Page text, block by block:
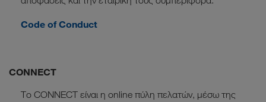
Code of Conduct
CONNECT
Το CONNECT είναι η οnline πύλη πελατών, μέσω της